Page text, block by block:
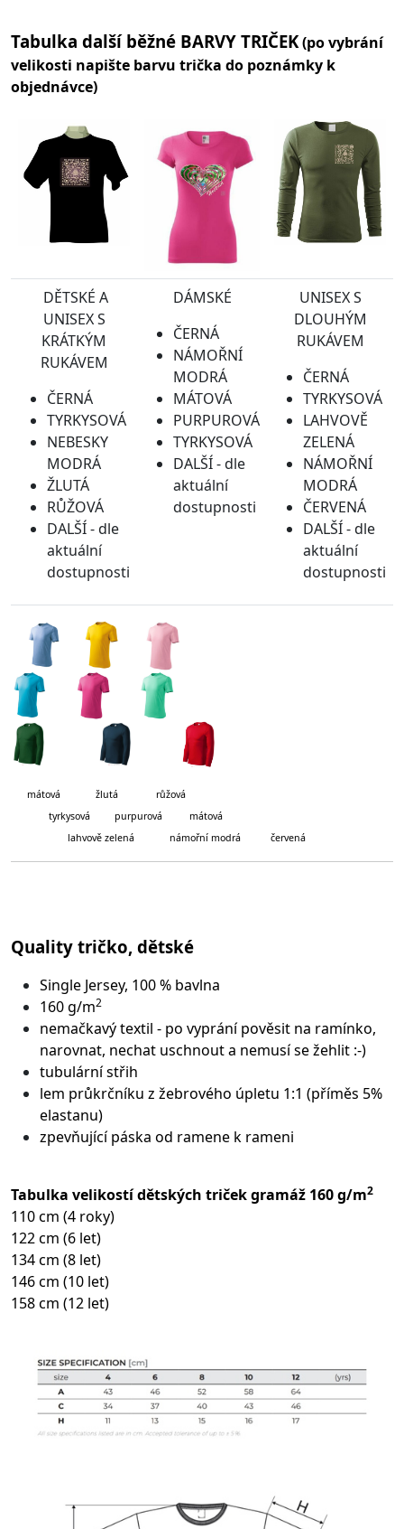
Tabulka další běžné BARVY TRIČEK(po vybrání
velikosti napište barvu trička do poznámky k
objednávce)
DĚTSKÉ A
UNISEX S
KRÁTKÝM
RUKÁVEM
ČERNÁ
TYRKYSOVÁ
NEBESKY
MODRÁ
ŽLUTÁ
RŮŽOVÁ
DALŠÍ - dle
aktuální
dostupnosti
DÁMSKÉ
ČERNÁ
NÁMOŘNÍ
MODRÁ
MÁTOVÁ
PURPUROVÁ
TYRKYSOVÁ
DALŠÍ - dle
aktuální
dostupnosti
UNISEX S
DLOUHÝM
RUKÁVEM
ČERNÁ
TYRKYSOVÁ
LAHVOVĚ
ZELENÁ
NÁMOŘNÍ
MODRÁ
ČERVENÁ
DALŠÍ - dle
aktuální
dostupnosti
mátová
žlutá růžová
tyrkysová purpurová mátová
lahvově zelená námořní modrá červená
Quality tričko, dětské
Single Jersey, 100 % bavlna
160 g/m2
nemačkavý textil - po vyprání pověsit na ramínko,
narovnat, nechat uschnout a nemusí se žehlit :-)
tubulární střih
lem průkrčníku z žebrového úpletu 1:1 (příměs 5%
elastanu)
zpevňující páska od ramene k rameni
Tabulka velikostí dětských triček gramáž 160 g/m2
110 cm (4 roky)
122 cm (6 let)
134 cm (8 let)
146 cm (10 let)
158 cm (12 let)